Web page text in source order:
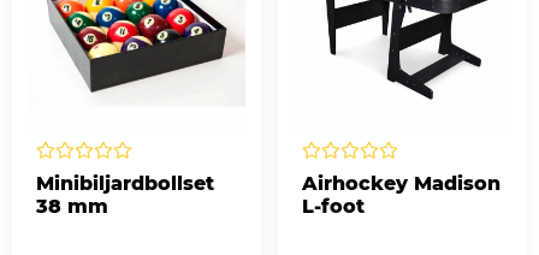
Minibiljardbollset
38 mm
Airhockey Madison
L-foot